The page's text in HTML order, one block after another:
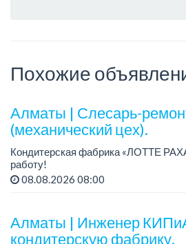
Похожие
Алматы | Слесарь-
(механический цех).
Кондитерская фабрика «ЛОТТЕ
работу!
График работы: сменный.
08.08.2026 08:00
Алматы | Инженер
кондитерскую фабрику.